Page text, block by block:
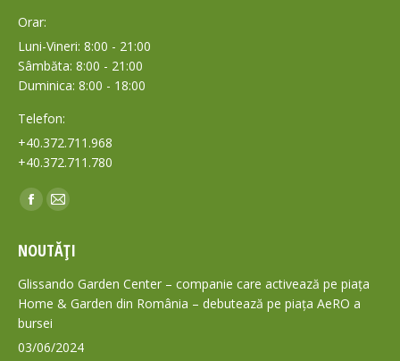
Orar:
Luni-Vineri: 8:00 - 21:00
Sâmbăta: 8:00 - 21:00
Duminica: 8:00 - 18:00
Telefon:
+40.372.711.968
+40.372.711.780
Find us on:
Facebook
opens
in
new
window
Mail
opens
in
new
NOUTĂȚI
Glissando Garden Center – companie care activează pe piața
Home & Garden din România – debutează pe piața AeRO a
bursei
03/06/2024